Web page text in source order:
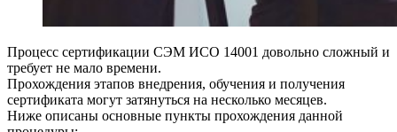
Процесс сертификации СЭМ ИСО 14001 довольно сложный и
требует не мало времени.
Прохождения этапов внедрения, обучения и получения
сертификата могут затянуться на несколько месяцев.
Ниже описаны основные пункты прохождения данной